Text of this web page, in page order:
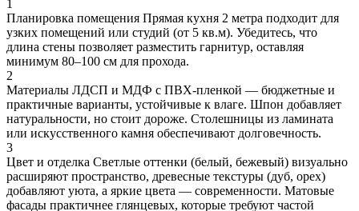
1
Планировка помещения Прямая кухня 2 метра подходит для
узких помещений или студий (от 5 кв.м). Убедитесь, что
длина стены позволяет разместить гарнитур, оставляя
минимум 80–100 см для прохода.
2
Материалы ЛДСП и МДФ с ПВХ-пленкой — бюджетные и
практичные варианты, устойчивые к влаге. Шпон добавляет
натуральности, но стоит дороже. Столешницы из ламината
или искусственного камня обеспечивают долговечность.
3
Цвет и отделка Светлые оттенки (белый, бежевый) визуально
расширяют пространство, древесные текстуры (дуб, орех)
добавляют уюта, а яркие цвета — современности. Матовые
фасады практичнее глянцевых, которые требуют частой